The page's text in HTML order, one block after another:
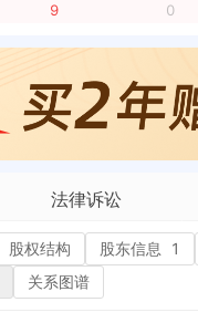
9 0
法律诉讼
司法案件
立案信息
股权结构 股东信息 1
关系图谱